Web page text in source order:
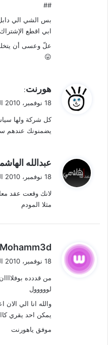
##
ابي اقطع
علّ وعسى أن
😛
ي
ق
ل
هورنت:
18 نوفمبر، 2010 الساعة 1:04 ص
كل شركة ولها
يضمنونك عندهم
ي
ق
ل
عبدالله
18 نوفمبر، 2010 الساعة 2:04 م
لانك وقعت عقد
مثلا المودم
ي
ق
ل
Mohamm3d
18 نوفمبر، 2010 الساعة 1:02 ص
من قددده
لووووول
والله انا الي
يمكن احد يقري
موفق ياهورنت